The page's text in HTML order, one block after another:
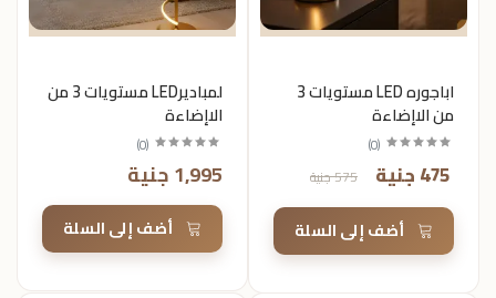
اباجوره LED مستويات 3
من الاإضاءة
(
0
)
475 جنية 575 جنية
أضف إلى السلة
لمباديرLED مستويات 3 من
الاإضاءة
(
0
)
1,995 جنية
أضف إلى السلة